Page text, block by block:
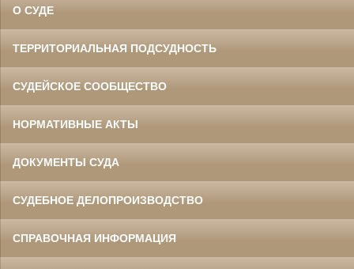
О СУДЕ
ТЕРРИТОРИАЛЬНАЯ ПОДСУДНОСТЬ
СУДЕЙСКОЕ СООБЩЕСТВО
НОРМАТИВНЫЕ АКТЫ
ДОКУМЕНТЫ СУДА
СУДЕБНОЕ ДЕЛОПРОИЗВОДСТВО
СПРАВОЧНАЯ ИНФОРМАЦИЯ